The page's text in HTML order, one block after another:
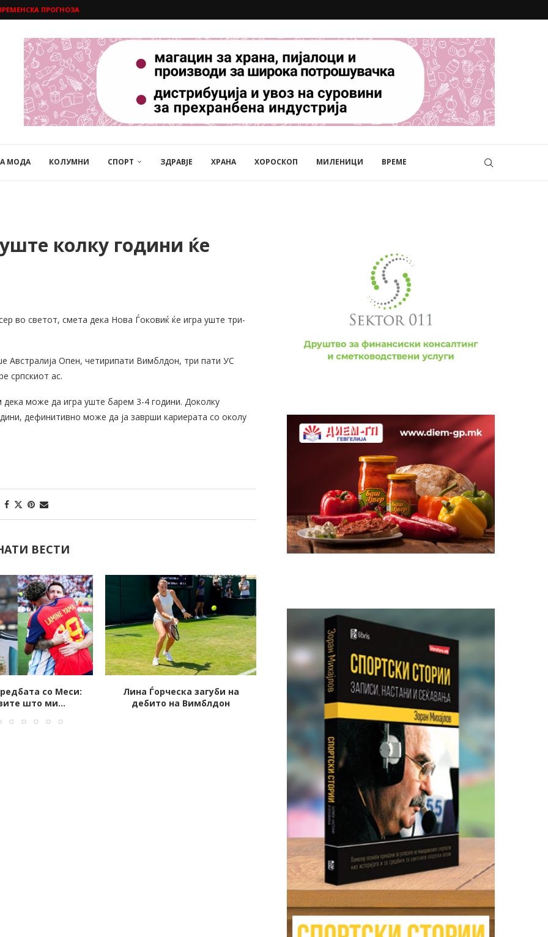
ПРОГНОЗА
МОДА КОЛУМНИ СПОРТ ЗДРАВЈЕ ХРАНА ХОРОСКОП МИЛЕНИЦИ ВРЕМЕ
колку години ќе
во светот, смета дека Нова Ѓоковиќ ќе игра уште три-
Австралија Опен, четирипати Вимблдон, три пати УС
српскиот ас.
може да игра уште барем 3-4 години. Доколку
дефинитивно може да ја заврши кариерата со околу
ВЕСТИ
загуби на
на Вимблдон
Уапсен Илчо Ѓорѓиоски,
поранешниот претседател на
Авионот со македонските
репрезентативци итно се
врати во...
РЕЗУЛТАТ ЗА
првпат еден маратон